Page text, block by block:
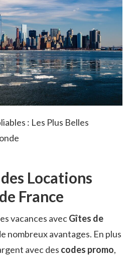
: Les Plus Belles
Locations
France
vacances avecGîtes de
nombreux avantages. En plus
avec des codes promo,